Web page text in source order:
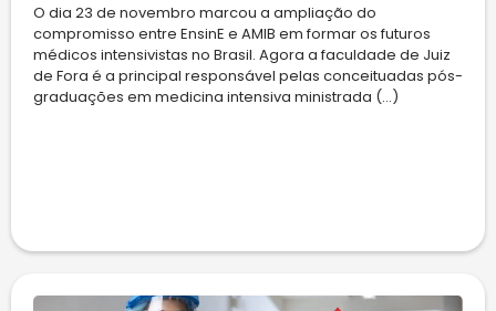
O dia 23 de novembro marcou a ampliação do
compromisso entre EnsinE e AMIB em formar os futuros
médicos intensivistas no Brasil. Agora a faculdade de Juiz
de Fora é a principal responsável pelas conceituadas pós-
graduações em medicina intensiva ministrada (...)